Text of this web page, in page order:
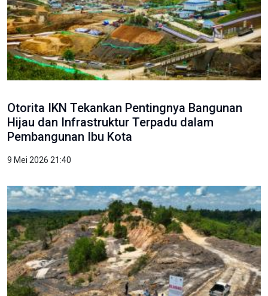
Otorita IKN Tekankan Pentingnya Bangunan
Hijau dan Infrastruktur Terpadu dalam
Pembangunan Ibu Kota
9 Mei 2026 21:40